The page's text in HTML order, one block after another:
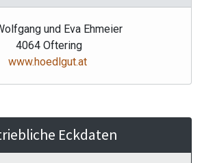
und Eva Ehmeier
4064 Oftering
www.hoedlgut.at
Eckdaten